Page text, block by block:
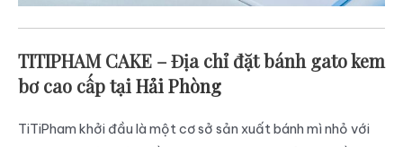
TITIPHAM CAKE – Địa chỉ đặt bánh gato kem
bơ cao cấp tạiHải Phòng
TiTiPham khởi đầu là một cơ sở sản xuất bánh mì nhỏ với